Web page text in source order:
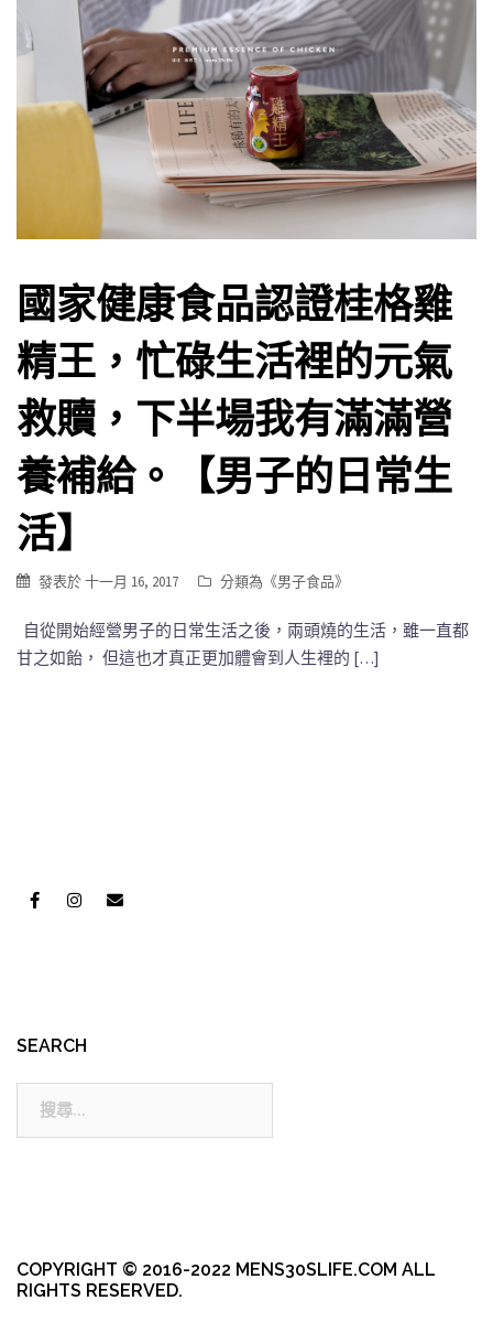
國家健康食品認證桂格雞
精王，忙碌生活裡的元氣
救贖，下半場我有滿滿營
養補給。【男子的日常生
活】
發表於十一月 16, 2017 分類為《男子食品》
自從開始經營男子的日常生活之後，兩頭燒的生活，雖一直都
甘之如飴， 但這也才真正更加體會到人生裡的 […]
SEARCH
COPYRIGHT © 2016-2022 MENS30SLIFE.COM ALL
RIGHTS RESERVED.